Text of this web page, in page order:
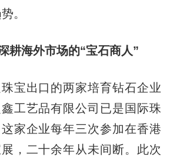
。
耕海外市场的“宝石商人”
出口的两家培育钻石企业
工艺品有限公司已是国际珠
家企业每年三次参加在香港
，二十余年从未间断。此次